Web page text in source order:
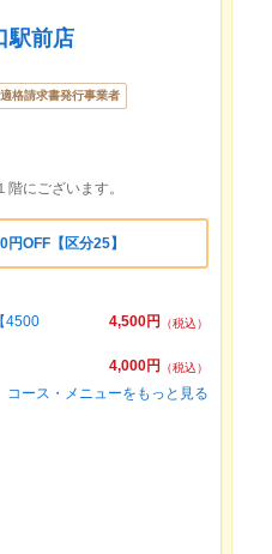
駅前店
適格請求書発行事業者
にございます。
OFF【区分25】
4,500円
（税込）
4500
4,000円
（税込）
コース・メニューをもっと見る